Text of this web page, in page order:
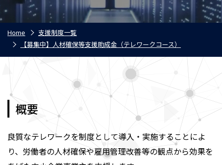
Home
支援制度一覧
【募集中】人材確保等支援助成金（テレワークコース）
概要
良質なテレワークを制度として導入・実施することによ
り、労働者の人材確保や雇用管理改善等の観点から効果を